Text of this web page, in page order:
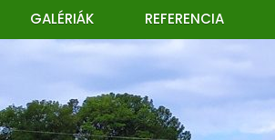
GALÉRIÁK REFERENCIA